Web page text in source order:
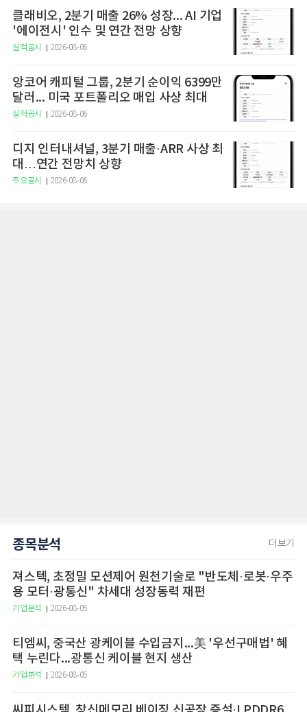
클래비오, 2분기 매출 26% 성장... AI 기업
'에이전시' 인수 및 연간 전망 상향
실적공시 2026-08-06
앙코어 캐피털 그룹, 2분기 순이익 6399만
달러... 미국 포트폴리오 매입 사상 최대
실적공시 2026-08-06
디지 인터내셔널, 3분기 매출·ARR 사상 최
대…연간 전망치 상향
주요공시 2026-08-06
종목분석 더보기
져스텍, 초정밀 모션제어 원천기술로 "반도체·로봇·우주
용 모터·광통신" 차세대 성장동력 재편
기업분석 2026-08-05
티엠씨, 중국산 광케이블 수입금지...美 '우선구매법' 혜
택 누린다...광통신 케이블 현지 생산
기업분석 2026-08-05